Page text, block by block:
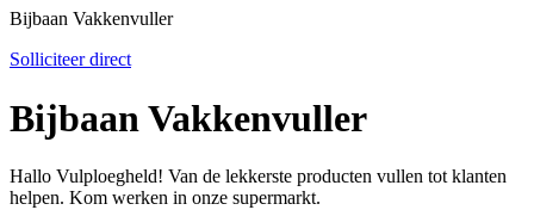
Bijbaan Vakkenvuller
Solliciteer direct
Bijbaan Vakkenvuller
Hallo Vulploegheld! Van de lekkerste producten vullen tot klanten
helpen. Kom werken in onze supermarkt.